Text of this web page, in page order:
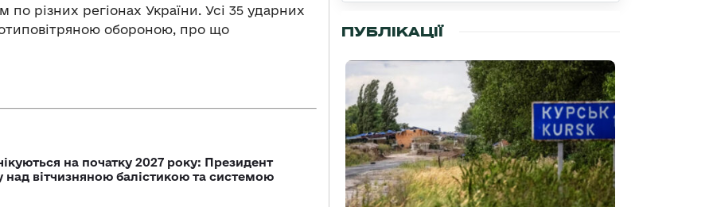
різних регіонах України. Усі 35 ударних
обороною, про що
на початку 2027 року: Президент
над вітчизняною балістикою та системою
ПУБЛІКАЦІЇ